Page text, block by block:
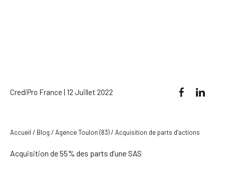
CrediPro France | 12 Juillet 2022
Accueil / Blog /Agence Toulon (83)/Acquisition de parts d’actions
Acquisition de 55% des parts d’une SAS